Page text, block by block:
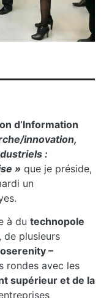
d’Information
innovation,
:
» que je préside,
un
à du technopole
de plusieurs
–
rondes avec les
supérieur et de la